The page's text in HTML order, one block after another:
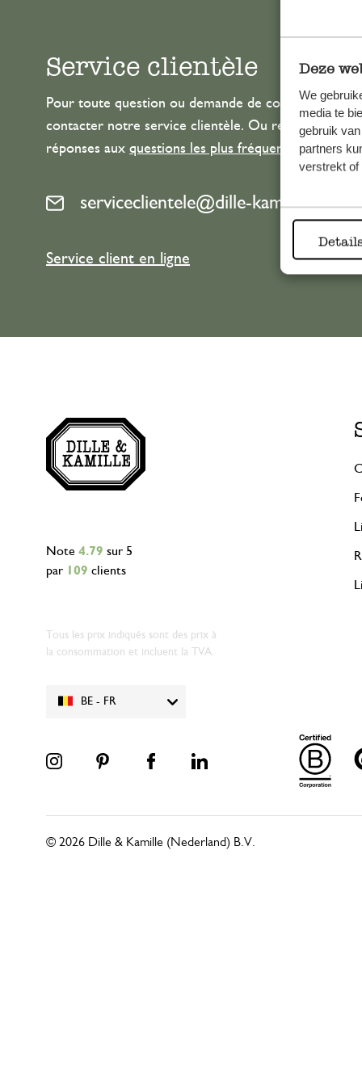
Deze
We
media te
gebruik
partners
verstrekt of
Service clientèle
Pour toute question ou demande de conseil ou
contacter notre service clientèle. Ou retrouvez ici
réponses aux questions les plus fréquemment
serviceclientele@dille-kamille.com
Service client en ligne
BE - FR
Note 4.79 sur 5
par
109 clients
Tous les prix indiqués sont des prix à
la consommation et incluent la TVA.
© 2026 Dille & Kamille (Nederland) B.V.